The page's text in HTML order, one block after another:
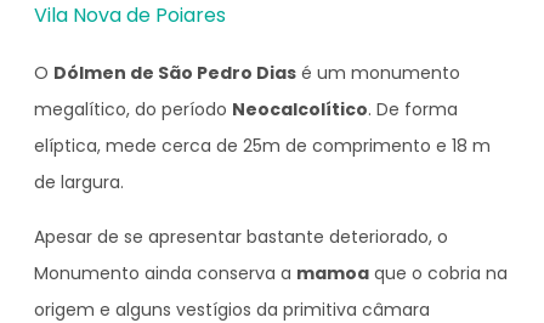
Vila Nova de Poiares
O Dólmen de São Pedro Dias é um monumento
megalítico, do período Neocalcolítico. De forma
elíptica, mede cerca de 25m de comprimento e 18 m
de largura.
Apesar de se apresentar bastante deteriorado, o
Monumento ainda conserva a mamoa que o cobria na
origem e alguns vestígios da primitiva câmara